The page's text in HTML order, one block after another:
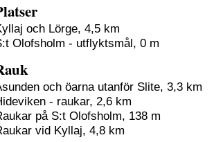
och Lörge, 4,5 km
Olofsholm - utflyktsmål, 0 m
och öarna utanför Slite, 3,3 km
- raukar, 2,6 km
på S:t Olofsholm, 138 m
vid Kyllaj, 4,8 km